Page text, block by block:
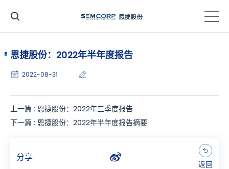
恩捷股份：2022年半年度报告
2022-08-31
上一篇 : 恩捷股份：2022年三季度报告
下一篇 : 恩捷股份：2022年半年度报告摘要
分享
返回